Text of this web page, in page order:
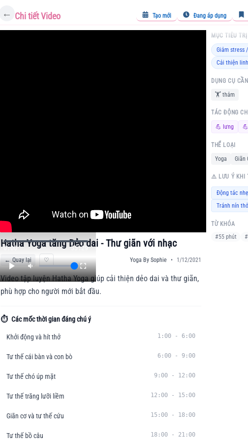
← Chi tiết Video Tạo mới Đang áp dụng
0:00 55:29
Hatha Yoga tăng Dẻo dai - Thư giãn với nhạc
← Quay lại ♡ Yoga By Sophie • 1/12/2021
Video tập luyện Hatha Yoga giúp cải thiện dẻo dai và thư giãn,
phù hợp cho người mới bắt đầu.
⏱️ Các mốc thời gian đáng chú ý
Khởi động và hít thở 1:00 - 6:00
Tư thế cái bàn và con bò 6:00 - 9:00
Tư thế chó úp mặt 9:00 - 12:00
Tư thế trăng lưỡi liềm 12:00 - 15:00
Giãn cơ và tư thế cứu 15:00 - 18:00
Tư thế bồ câu 18:00 - 21:00
MỤC TIÊU
Giảm stress
Cải thiện
DỤNG CỤ
🏋️ thảm
TÁC ĐỘNG
💪 lưng 💪
THỂ LOẠI
Yoga
Giãn
⚠️ LƯU Ý KHI
Động tác
Tránh nín
TỪ KHÓA
#55 phút #